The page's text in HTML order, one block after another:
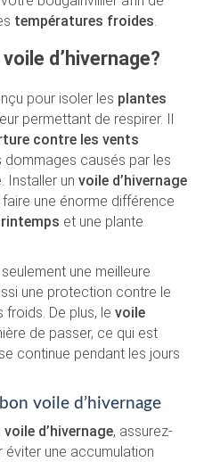
températures froides.
d’hivernage?
pour isoler les plantes
permettant de respirer. Il
contre les vents
dommages causés par les
Installer un voile d’hivernage
une énorme différence
et une plante
une meilleure
une protection contre le
De plus, le voile
de passer, ce qui est
continue pendant les jours
voile d’hivernage
voile d’hivernage, assurez-
éviter une accumulation